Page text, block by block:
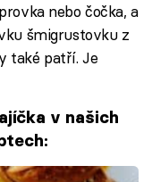
nebo čočka, a
šmigrustovku z
také patří. Je
v našich